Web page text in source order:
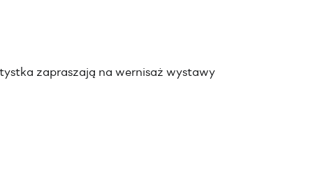
zapraszają na wernisaż wystawy